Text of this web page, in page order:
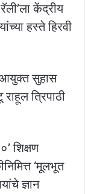
केंद्रीय
हस्ते हिरवी
आयुक्त सुहास
त्रिपाठी
शिक्षण
‘मूलभूत
ज्ञान